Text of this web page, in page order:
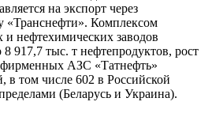
на экспорт через
«Транснефти». Комплексом
нефтехимических заводов
917,7 тыс. т нефтепродуктов, рост
фирменных АЗС «Татнефть»
в том числе 602 в Российской
(Беларусь и Украина).